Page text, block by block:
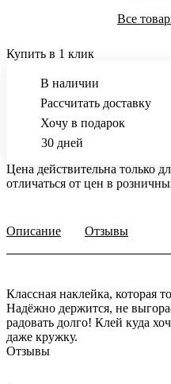
Все
Купить в 1 клик
В наличии
Рассчитать доставку
Хочу в подарок
30 дней
Цена действительна только
отличаться от цен в
Описание Отзывы
Классная наклейка, которая
Надёжно держится, не
радовать долго! Клей куда
даже кружку.
Отзывы